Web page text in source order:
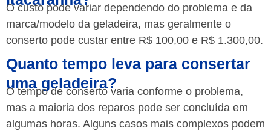
O custo pode variar dependendo do problema e da
marca/modelo da geladeira, mas geralmente o
conserto pode custar entre R$ 100,00 e R$ 1.300,00.
Quanto tempo leva para consertar
uma geladeira?
O tempo de conserto varia conforme o problema,
mas a maioria dos reparos pode ser concluída em
algumas horas. Alguns casos mais complexos podem